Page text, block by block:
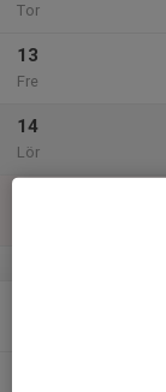
Tor
13
Fre
14
Lör